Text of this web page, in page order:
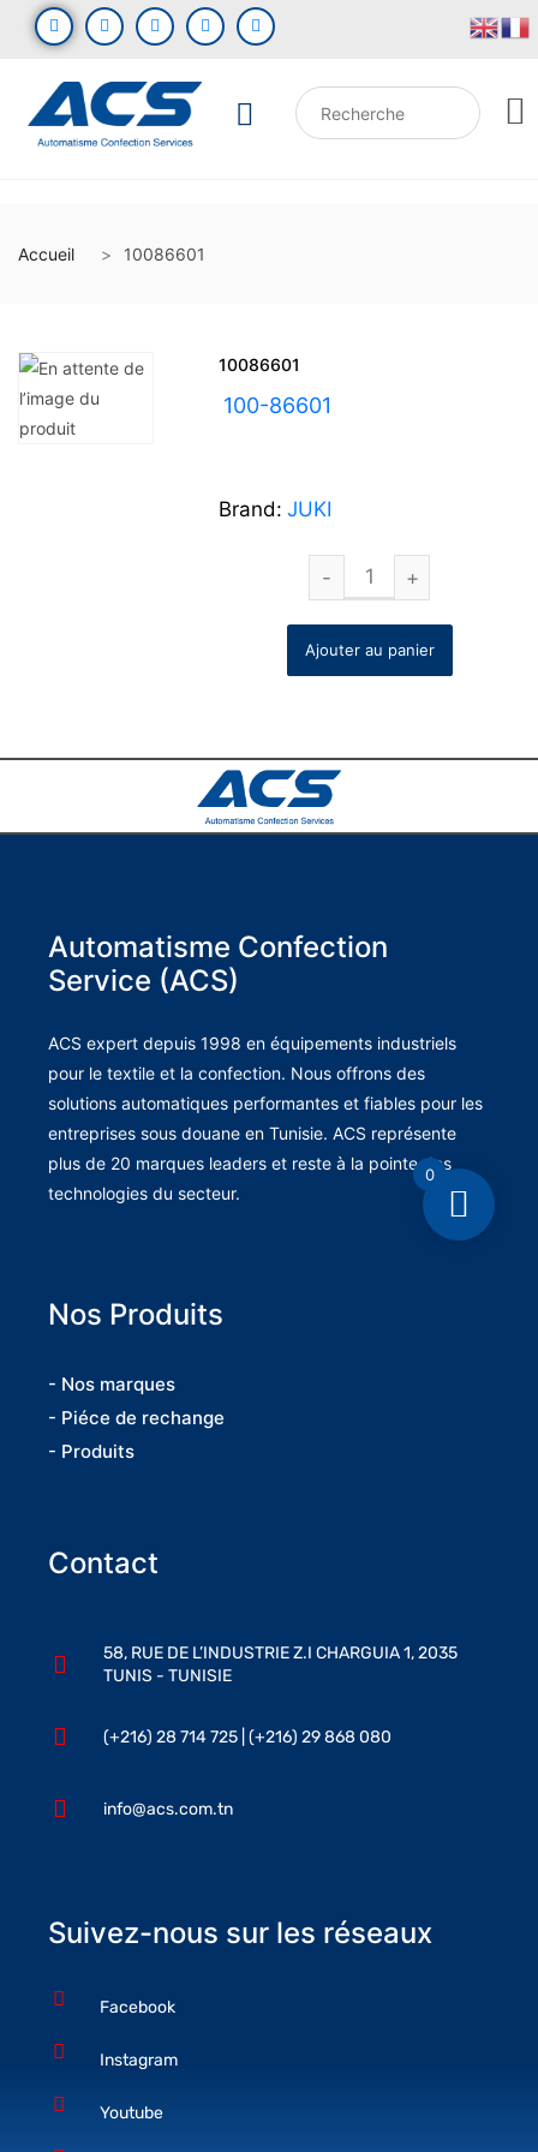
Accueil 10086601
10086601
100-86601
Brand: JUKI
Ajouter au panier
Automatisme Confection
Service (ACS)
ACS expert depuis 1998 en équipements industriels
pour le textile et la confection. Nous offrons des
solutions automatiques performantes et fiables pour les
entreprises sous douane en Tunisie. ACS représente
plus de 20 marques leaders et reste à la pointe des
technologies du secteur.
Nos Produits
- Nos marques
- Piéce de rechange
- Produits
Contact
58, RUE DE L’INDUSTRIE Z.I CHARGUIA 1, 2035
TUNIS - TUNISIE
(+216) 28 714 725 | (+216) 29 868 080
info@acs.com.tn
Suivez-nous sur les réseaux
Facebook
Instagram
Youtube
0